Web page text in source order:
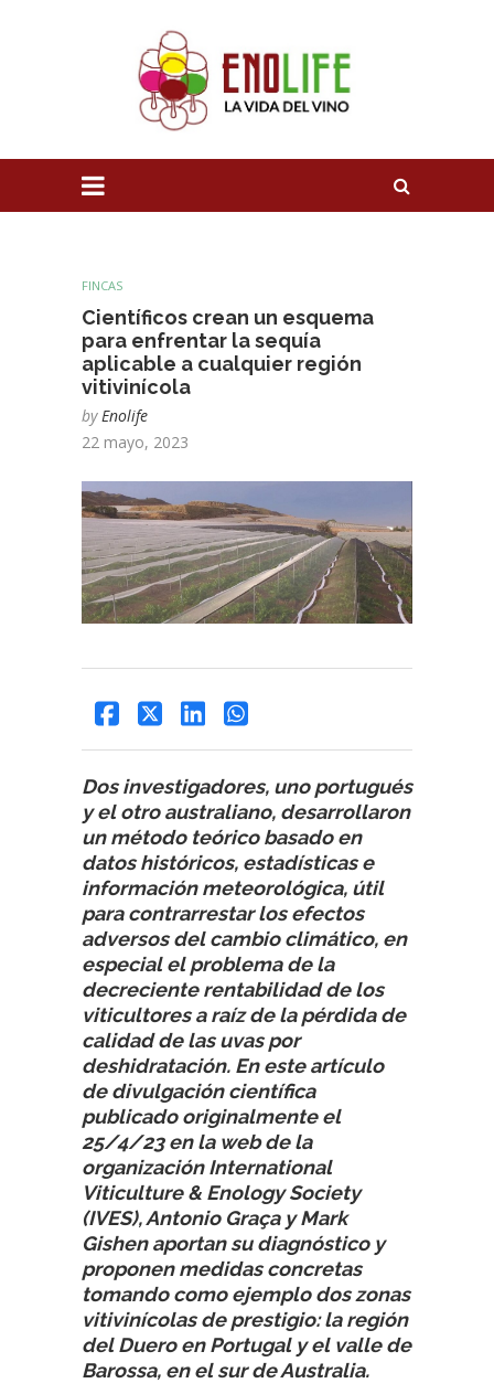
FINCAS
Científicos crean un esquema
para enfrentar la sequía
aplicable a cualquier región
vitivinícola
by Enolife
22 mayo, 2023
Dos investigadores, uno portugués
y el otro australiano, desarrollaron
un método teórico basado en
datos históricos, estadísticas e
información meteorológica, útil
para contrarrestar los efectos
adversos del cambio climático, en
especial el problema de la
decreciente rentabilidad de los
viticultores a raíz de la pérdida de
calidad de las uvas por
deshidratación. En este artículo
de divulgación científica
publicado originalmente el
25/4/23 en la web de la
organización International
Viticulture & Enology Society
(IVES), Antonio Graça y Mark
Gishen aportan su diagnóstico y
proponen medidas concretas
tomando como ejemplo dos zonas
vitivinícolas de prestigio: la región
del Duero en Portugal y el valle de
Barossa, en el sur de Australia.